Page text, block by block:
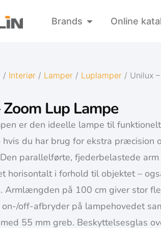
Brands Online
/ Interiør / Lamper / Luplamper / Unilux
Lup Lampe
er den ideelle lampe til
hvis du har brug for ekstra præcision
parallelførte, fjederbelastede
horisontalt i forhold til objektet –
Armlængden på 100 cm giver stor
on-/off-afbryder på lampehovedet
55 mm greb. Beskyttelsesglas